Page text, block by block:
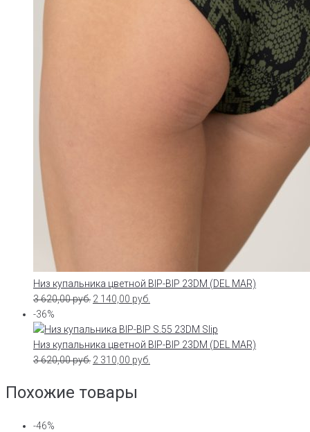
Низ купальника цветной BIP-BIP 23DM (DEL MAR)
3 620,00руб. 2 140,00 руб.
-36%
Низ купальника цветной BIP-BIP 23DM (DEL MAR)
3 620,00руб. 2 310,00 руб.
Похожие товары
-46%